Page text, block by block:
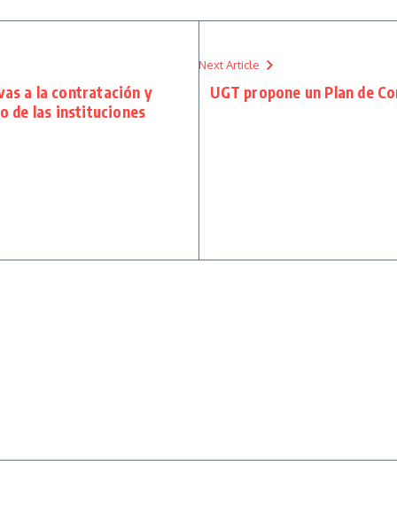
a la contratación y
de las instituciones
Next Article
UGT propone un Plan de